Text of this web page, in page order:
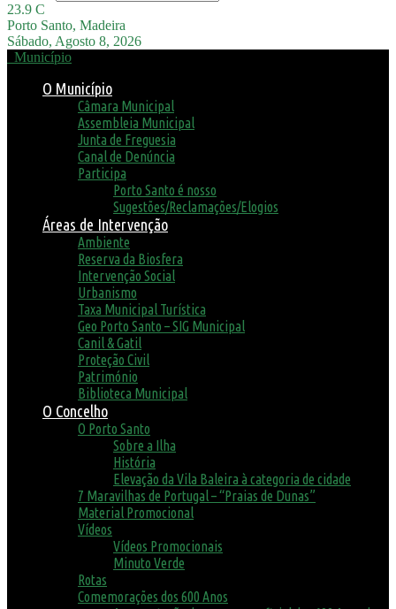
23.9 C
Porto Santo, Madeira
Sábado, Agosto 8, 2026
Município
O Município
Câmara Municipal
Assembleia Municipal
Junta de Freguesia
Canal de Denúncia
Participa
Porto Santo é nosso
Sugestões/Reclamações/Elogios
Áreas de Intervenção
Ambiente
Reserva da Biosfera
Intervenção Social
Urbanismo
Taxa Municipal Turística
Geo Porto Santo – SIG Municipal
Canil & Gatil
Proteção Civil
Património
Biblioteca Municipal
O Concelho
O Porto Santo
Sobre a Ilha
História
Elevação da Vila Baleira à categoria de cidade
7 Maravilhas de Portugal – “Praias de Dunas”
Material Promocional
Vídeos
Vídeos Promocionais
Minuto Verde
Rotas
Comemorações dos 600 Anos